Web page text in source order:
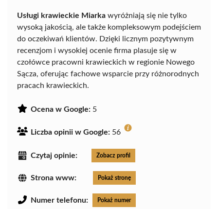
Usługi krawieckie Miarka wyróżniają się nie tylko
wysoką jakością, ale także kompleksowym podejściem
do oczekiwań klientów. Dzięki licznym pozytywnym
recenzjom i wysokiej ocenie firma plasuje się w
czołówce pracowni krawieckich w regionie Nowego
Sącza, oferując fachowe wsparcie przy różnorodnych
pracach krawieckich.
Ocena w Google: 5
Liczba opinii w Google: 56
Czytaj opinie: Zobacz profil
Strona www: Pokaż stronę
Numer telefonu: Pokaż numer